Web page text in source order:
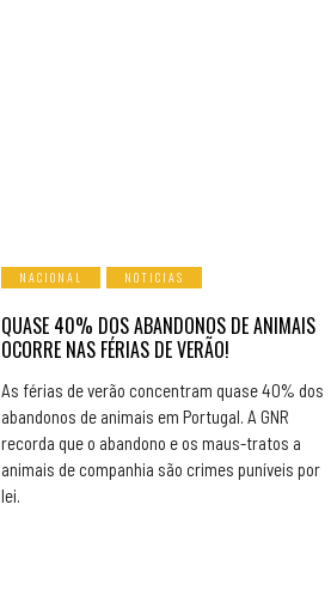
NACIONAL NOTICIAS
QUASE 40% DOS ABANDONOS DE ANIMAIS
OCORRE NAS FÉRIAS DE VERÃO!
As férias de verão concentram quase 40% dos
abandonos de animais em Portugal. A GNR
recorda que o abandono e os maus-tratos a
animais de companhia são crimes puníveis por
lei.